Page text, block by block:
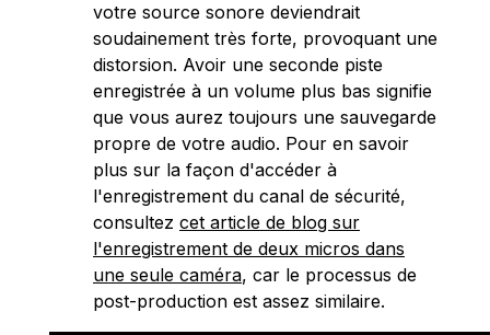
votre source sonore deviendrait
soudainement très forte, provoquant une
distorsion. Avoir une seconde piste
enregistrée à un volume plus bas signifie
que vous aurez toujours une sauvegarde
propre de votre audio. Pour en savoir
plus sur la façon d'accéder à
l'enregistrement du canal de sécurité,
consultez cet article de blog sur
l'enregistrement de deux micros dans
une seule caméra, car le processus de
post-production est assez similaire.